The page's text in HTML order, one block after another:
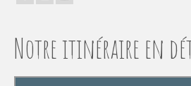
Notre itinéraire en